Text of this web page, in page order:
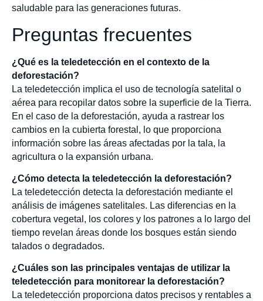
saludable para las generaciones futuras.
Preguntas frecuentes
¿Qué es la teledetección en el contexto de la
deforestación?
La teledetección implica el uso de tecnología satelital o
aérea para recopilar datos sobre la superficie de la Tierra.
En el caso de la deforestación, ayuda a rastrear los
cambios en la cubierta forestal, lo que proporciona
información sobre las áreas afectadas por la tala, la
agricultura o la expansión urbana.
¿Cómo detecta la teledetección la deforestación?
La teledetección detecta la deforestación mediante el
análisis de imágenes satelitales. Las diferencias en la
cobertura vegetal, los colores y los patrones a lo largo del
tiempo revelan áreas donde los bosques están siendo
talados o degradados.
¿Cuáles son las principales ventajas de utilizar la
teledetección para monitorear la deforestación?
La teledetección proporciona datos precisos y rentables a